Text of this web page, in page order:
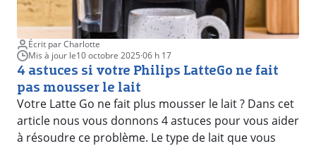
Écrit par Charlotte
Mis à jour le10 octobre 2025·06 h 17
4 astuces si votre Philips LatteGo ne fait
pas mousser le lait
Votre Latte Go ne fait plus mousser le lait ? Dans cet
article nous vous donnons 4 astuces pour vous aider
à résoudre ce problème. Le type de lait que vous